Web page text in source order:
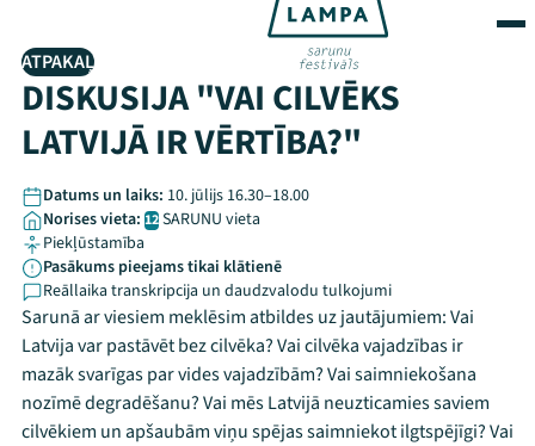
ATPAKAĻ
DISKUSIJA "VAI CILVĒKS
LATVIJĀ IR VĒRTĪBA?"
Datums un laiks: 10. jūlijs 16.30–18.00
Norises vieta: 12SARUNU vieta
Piekļūstamība
Pasākums pieejams tikai klātienē
Reāllaika transkripcija un daudzvalodu tulkojumi
Sarunā ar viesiem meklēsim atbildes uz jautājumiem: Vai
Latvija var pastāvēt bez cilvēka? Vai cilvēka vajadzības ir
mazāk svarīgas par vides vajadzībām? Vai saimniekošana
nozīmē degradēšanu? Vai mēs Latvijā neuzticamies saviem
cilvēkiem un apšaubām viņu spējas saimniekot ilgtspējīgi? Vai